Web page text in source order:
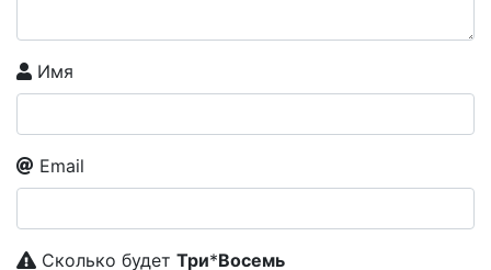
Имя
Email
Сколько будет Tpи*Boceмь